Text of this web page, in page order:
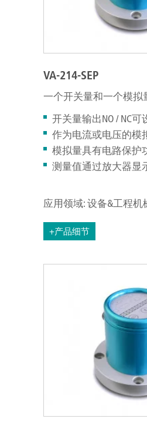
VA-214-SEP
一个开关量和一个模拟
开关量输出NO / NC可
作为电流或电压的模
模拟量具有电路保护
测量值通过放大器显
应用领域: 设备&工程机
+产品细节